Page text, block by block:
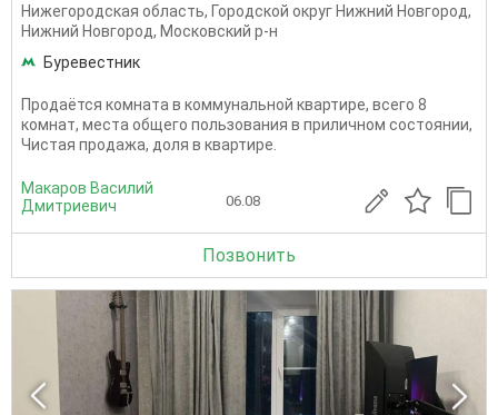
Нижегородская область, Городской округ Нижний Новгород,
Нижний Новгород, Московский р-н
Буревестник
Продаётся комната в коммунальной квартире, всего 8
комнат, места общего пользования в приличном состоянии,
Чистая продажа, доля в квартире.
Макаров Василий
Дмитриевич
06.08
Позвонить